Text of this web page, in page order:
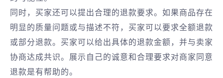
同时，买家还可以提出合理的退款要求。如果商品存在
明显的质量问题或与描述不符，买家可以要求全额退款
或部分退款。买家可以给出具体的退款金额，并与卖家
协商达成共识。展示自己的诚意和合理要求对商家同意
退款是有帮助的。